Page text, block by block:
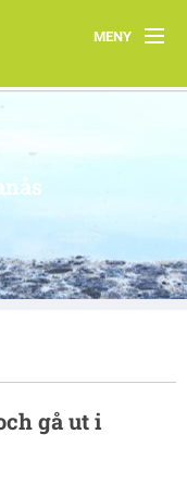
MENY
Hem
gå ut i